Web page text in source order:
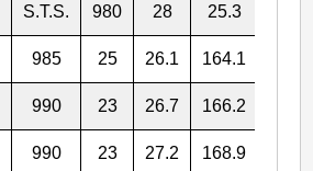
S.T.S. 980 28 25.3
985 25 26.1 164.1
990 23 26.7 166.2
990 23 27.2 168.9